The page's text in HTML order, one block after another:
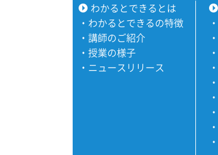
わかるとできるとは
・ わかるとできるの特徴
・ 講師のご紹介
・ 授業の様子
・ ニュースリリース
・
・
・
・
・
・
・
・
・